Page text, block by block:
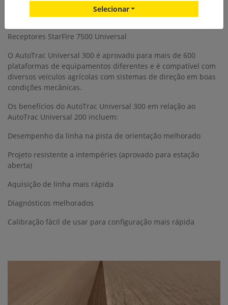
Receptores StarFire 7000 Universal
Receptores StarFire 7500 Universal
O AutoTrac Universal 300 é aprovado para mais de 600
plataformas de equipamentos diferentes e é compatível com
diversos veículos agrícolas com sistemas de direção em boas
condições mecânicas.
Os benefícios do AutoTrac Universal 300 em relação ao
AutoTrac Universal 200 incluem:
Desempenho da linha na pista de orientação melhorado
Projeto resistente a intempéries (aprovado para estação
aberta)
Aquisição de linha mais rápida
Diagnósticos melhorados
Calibração fácil de usar para configuração mais rápida
Selecionar